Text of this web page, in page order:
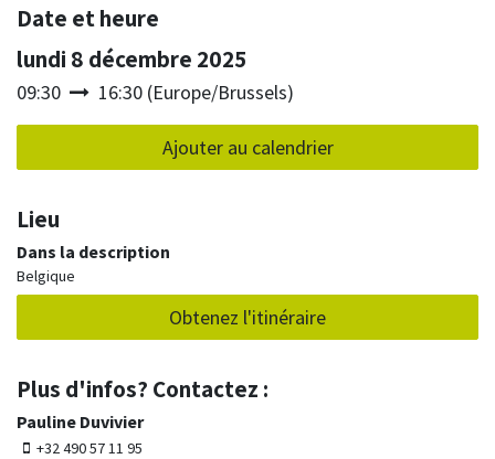
Date et heure
lundi 8 décembre 2025
09:30 16:30 (Europe/Brussels)
Ajouter au calendrier
Lieu
Dans la description
Belgique
Obtenez l'itinéraire
Plus d'infos? Contactez :
Pauline Duvivier
+32 490 57 11 95